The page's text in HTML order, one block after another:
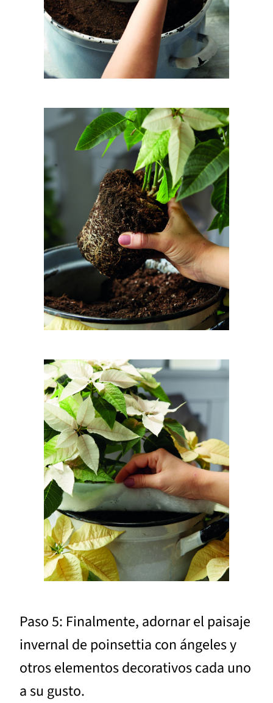
Paso 5: Finalmente, adornar el paisaje
invernal de poinsettia con ángeles y
otros elementos decorativos cada uno
a su gusto.